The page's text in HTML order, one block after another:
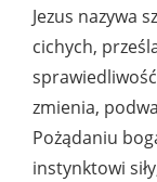
Jezus nazywa
cichych,
zmienia,
Pożądaniu
instynktowi